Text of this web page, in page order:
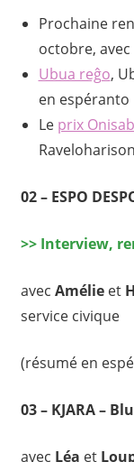
Prochaine
octobre, avec
Ubua reĝo,
en espéranto
Le prix
Raveloharison
02 – ESPO
>> Interview,
avec Amélieet
service civique
(résumé en
03 – KJARA –
avec Léa et